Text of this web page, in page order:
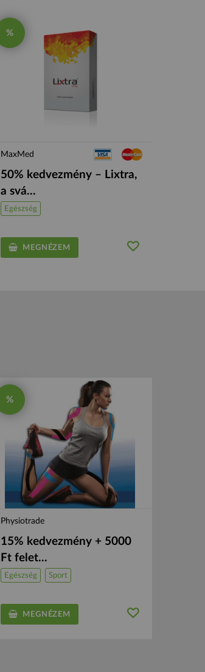
%
MaxMed
50% kedvezmény – Lixtra,
a svá...
Egészség
MEGNÉZEM
%
Physiotrade
15% kedvezmény + 5000
Ft felet...
Egészség Sport
MEGNÉZEM